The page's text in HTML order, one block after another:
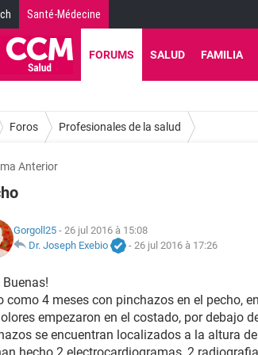
Santé-Médecine
FORUMS SALUD FAMILIA
Foros Profesionales de la salud
Anterior
Gorgoll25 - 26 jul 2016 à 15:08
Dr. Joseph Exebio
- 26 jul 2016 à 17:26
Buenas!
como 4 meses con pinchazos en el pecho,
empezaron en el costado, por debajo
se encuentran localizados a la altura